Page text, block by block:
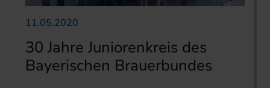
11.05.2020
30 Jahre Juniorenkreis des
Bayerischen Brauerbundes